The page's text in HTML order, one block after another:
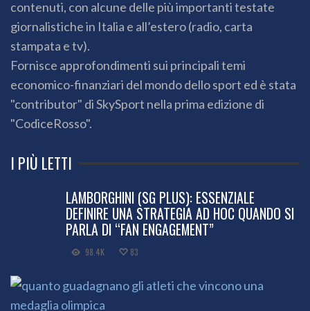
contenuti, con alcune delle più importanti testate
giornalistiche in Italia e all’estero (radio, carta
stampata e tv).
Fornisce approfondimenti sui principali temi
economico-finanziari del mondo dello sport ed è stata
"contributor" di SkySport nella prima edizione di
"CodiceRosso".
I PIÙ LETTI
LAMBORGHINI (SG PLUS): ESSENZIALE
DEFINIRE UNA STRATEGIA AD HOC QUANDO SI
PARLA DI “FAN ENGAGEMENT”
98.4K 83